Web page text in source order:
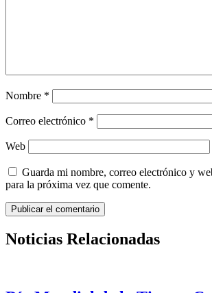
Nombre *
Correo electrónico *
Web
Guarda mi nombre, correo electrónico y
para la próxima vez que comente.
Noticias Relacionadas